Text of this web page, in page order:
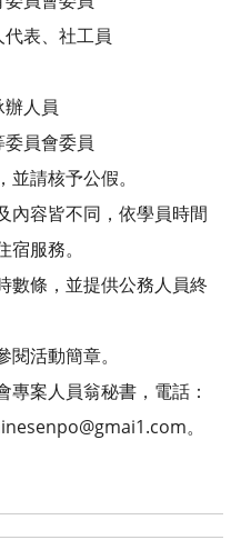
表、社工員
人員
員會委員
請核予公假。
內容皆不同，依學員時間
服務。
數條，並提供公務人員終
活動簡章。
案人員翁秘書，電話：
。